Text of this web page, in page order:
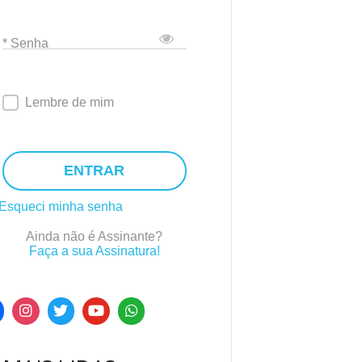
* Senha
Lembre de mim
ENTRAR
Esqueci minha senha
Ainda não é Assinante?
Faça a sua Assinatura!